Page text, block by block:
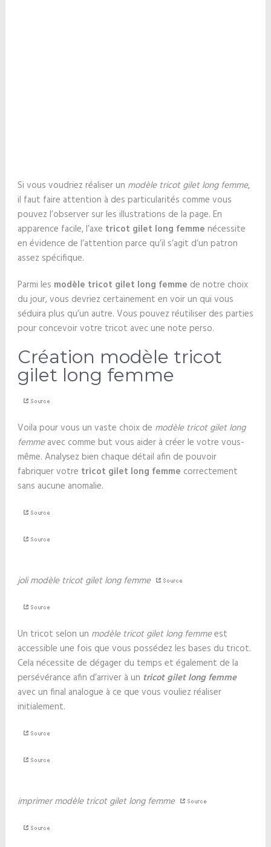
Si vous voudriez réaliser un modèle tricot gilet long femme,
il faut faire attention à des particularités comme vous
pouvez l’observer sur les illustrations de la page. En
apparence facile, l’axe tricot gilet long femme nécessite
en évidence de l’attention parce qu’il s’agit d’un patron
assez spécifique.
Parmi les modèle tricot gilet long femme de notre choix
du jour, vous devriez certainement en voir un qui vous
séduira plus qu’un autre. Vous pouvez réutiliser des parties
pour concevoir votre tricot avec une note perso.
Création modèle tricot
gilet long femme
Voila pour vous un vaste choix de modèle tricot gilet long
femmeavec comme but vous aider à créer le votre vous-
même. Analysez bien chaque détail afin de pouvoir
fabriquer votre tricot gilet long femme correctement
sans aucune anomalie.
joli modèle tricot gilet long femme
Un tricot selon un modèle tricot gilet long femmeest
accessible une fois que vous possédez les bases du tricot.
Cela nécessite de dégager du temps et également de la
persévérance afin d’arriver à un tricot gilet long femme
avec un final analogue à ce que vous vouliez réaliser
initialement.
imprimer modèle tricot gilet long femme